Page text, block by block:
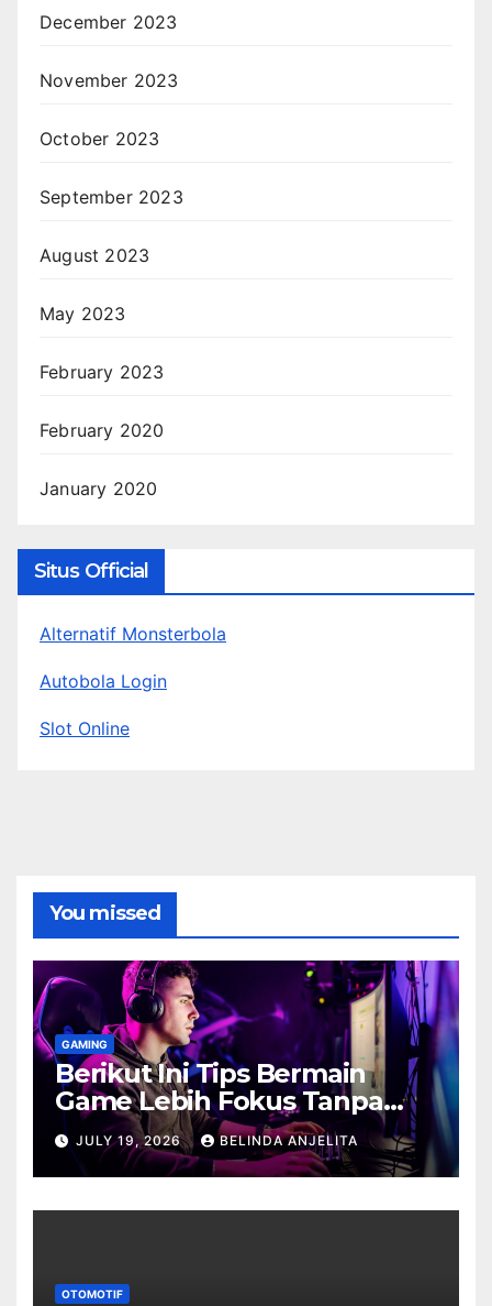
December 2023
November 2023
October 2023
September 2023
August 2023
May 2023
February 2023
February 2020
January 2020
Situs Official
Alternatif Monsterbola
Autobola Login
Slot Online
You missed
GAMING
Berikut Ini Tips Bermain
Game Lebih Fokus Tanpa
Cepat Buyar
JULY 19, 2026 BELINDA ANJELITA
OTOMOTIF